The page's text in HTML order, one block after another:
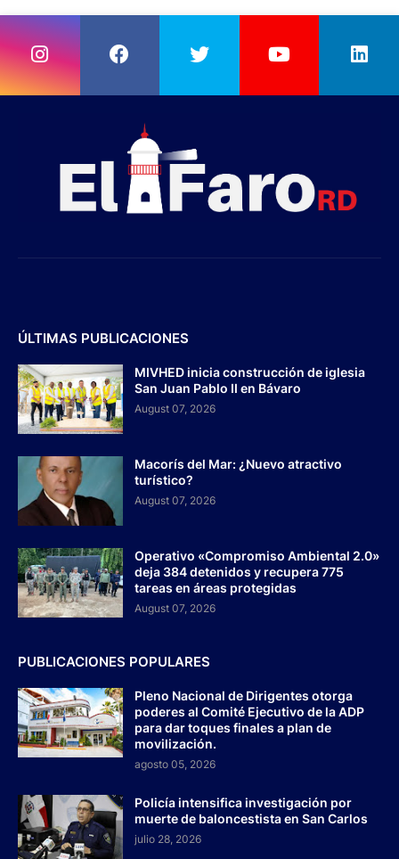
ÚLTIMAS PUBLICACIONES
MIVHED inicia construcción de iglesia
San Juan Pablo II en Bávaro
August 07, 2026
Macorís del Mar: ¿Nuevo atractivo
turístico?
August 07, 2026
Operativo «Compromiso Ambiental 2.0»
deja 384 detenidos y recupera 775
tareas en áreas protegidas
August 07, 2026
PUBLICACIONES POPULARES
Pleno Nacional de Dirigentes otorga
poderes al Comité Ejecutivo de la ADP
para dar toques finales a plan de
movilización.
agosto 05, 2026
Policía intensifica investigación por
muerte de baloncestista en San Carlos
julio 28, 2026